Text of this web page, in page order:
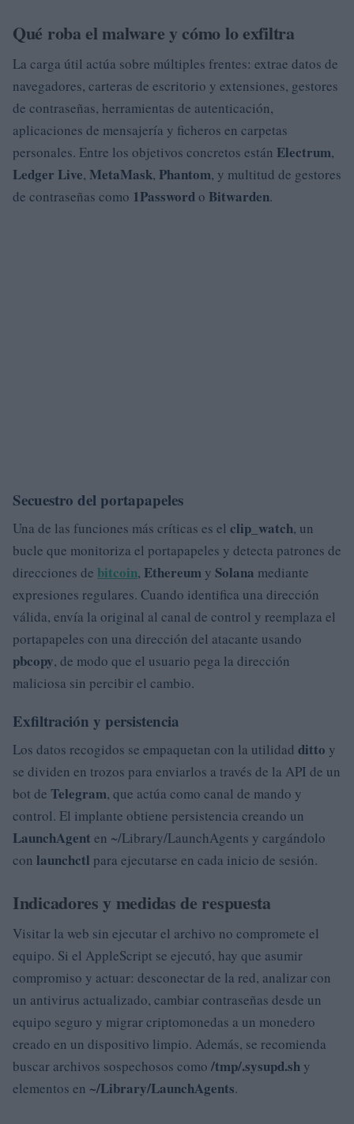
Qué roba el malware y cómo lo exfiltra
La carga útil actúa sobre múltiples frentes: extrae datos de
navegadores, carteras de escritorio y extensiones, gestores
de contraseñas, herramientas de autenticación,
aplicaciones de mensajería y ficheros en carpetas
personales. Entre los objetivos concretos están Electrum,
Ledger Live, MetaMask, Phantom, y multitud de gestores
de contraseñas como 1Passwordo Bitwarden.
Secuestro del portapapeles
Una de las funciones más críticas es el clip_watch, un
bucle que monitoriza el portapapeles y detecta patrones de
direcciones de bitcoin, Ethereum y Solana mediante
expresiones regulares. Cuando identifica una dirección
válida, envía la original al canal de control y reemplaza el
portapapeles con una dirección del atacante usando
pbcopy, de modo que el usuario pega la dirección
maliciosa sin percibir el cambio.
Exfiltración y persistencia
Los datos recogidos se empaquetan con la utilidad ditto y
se dividen en trozos para enviarlos a través de la API de un
bot de Telegram, que actúa como canal de mando y
control. El implante obtiene persistencia creando un
LaunchAgent en ~/Library/LaunchAgents y cargándolo
con launchctl para ejecutarse en cada inicio de sesión.
Indicadores y medidas de respuesta
Visitar la web sin ejecutar el archivo no compromete el
equipo. Si el AppleScript se ejecutó, hay que asumir
compromiso y actuar: desconectar de la red, analizar con
un antivirus actualizado, cambiar contraseñas desde un
equipo seguro y migrar criptomonedas a un monedero
creado en un dispositivo limpio. Además, se recomienda
buscar archivos sospechosos como /tmp/.sysupd.sh y
elementos en ~/Library/LaunchAgents.